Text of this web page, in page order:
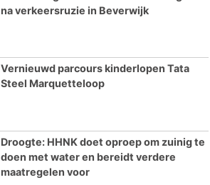
na verkeersruzie in Beverwijk
Vernieuwd parcours kinderlopen Tata
Steel Marquetteloop
Droogte: HHNK doet oproep om zuinig te
doen met water en bereidt verdere
maatregelen voor